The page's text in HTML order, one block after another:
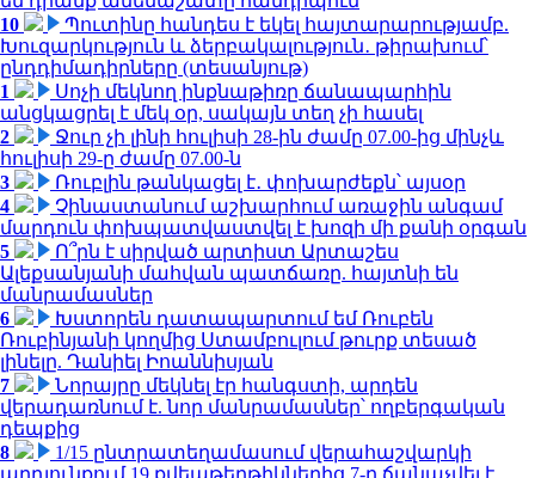
10
Պուտինը հանդես է եկել հայտարարությամբ.
Խուզարկություն և ձերբակալություն․ թիրախում՝
ընդդիմադիրները (տեսանյութ)
1
Սոչի մեկնող ինքնաթիռը ճանապարհին
անցկացրել է մեկ օր, սակայն տեղ չի հասել
2
Ջուր չի լինի հուլիսի 28-ին ժամը 07.00-ից մինչև
հուլիսի 29-ը ժամը 07.00-ն
3
Ռուբլին թանկացել է․ փոխարժեքն՝ այսօր
4
Չինաստանում աշխարհում առաջին անգամ
մարդուն փոխպատվաստվել է խոզի մի քանի օրգան
5
Ո՞րն է սիրված արտիստ Արտաշես
Ալեքսանյանի մահվան պատճառը. հայտնի են
մանրամասներ
6
Խստորեն դատապարտում եմ Ռուբեն
Ռուբինյանի կողմից Ստամբուլում թուրք տեսած
լինելը. Դանիել Իոաննիսյան
7
Նորայրը մեկնել էր հանգստի, արդեն
վերադառնում է. նոր մանրամասներ՝ ողբերգական
դեպքից
8
1/15 ընտրատեղամասում վերահաշվարկի
արդյունքում 19 քվեաթերթիկներից 7-ը ճանաչվել է